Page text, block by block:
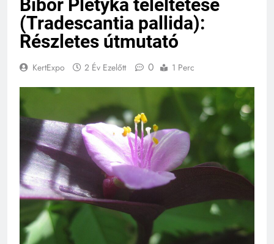
Bíbor Pletyka teleltetése
(Tradescantia pallida):
Részletes útmutató
KertExpo 2 Év Ezelőtt 0 1 Perc